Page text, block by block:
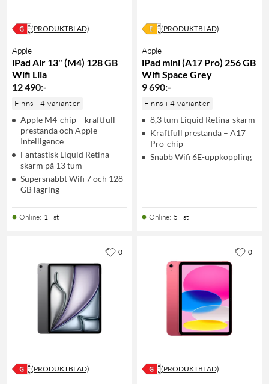
(PRODUKTBLAD)
Apple
iPad Air 13" (M4) 128 GB
Wifi Lila
12 490:-
Finns i 4 varianter
Apple M4-chip – kraftfull
prestanda och Apple
Intelligence
Fantastisk Liquid Retina-
skärm på 13 tum
Supersnabbt Wifi 7 och 128
GB lagring
Online: 1+ st
(PRODUKTBLAD)
Apple
iPad mini (A17 Pro) 256 GB
Wifi Space Grey
9 690:-
Finns i 4 varianter
8,3 tum Liquid Retina-skärm
Kraftfull prestanda – A17
Pro-chip
Snabb Wifi 6E-uppkoppling
Online: 5+ st
(PRODUKTBLAD)
0
(PRODUKTBLAD)
0